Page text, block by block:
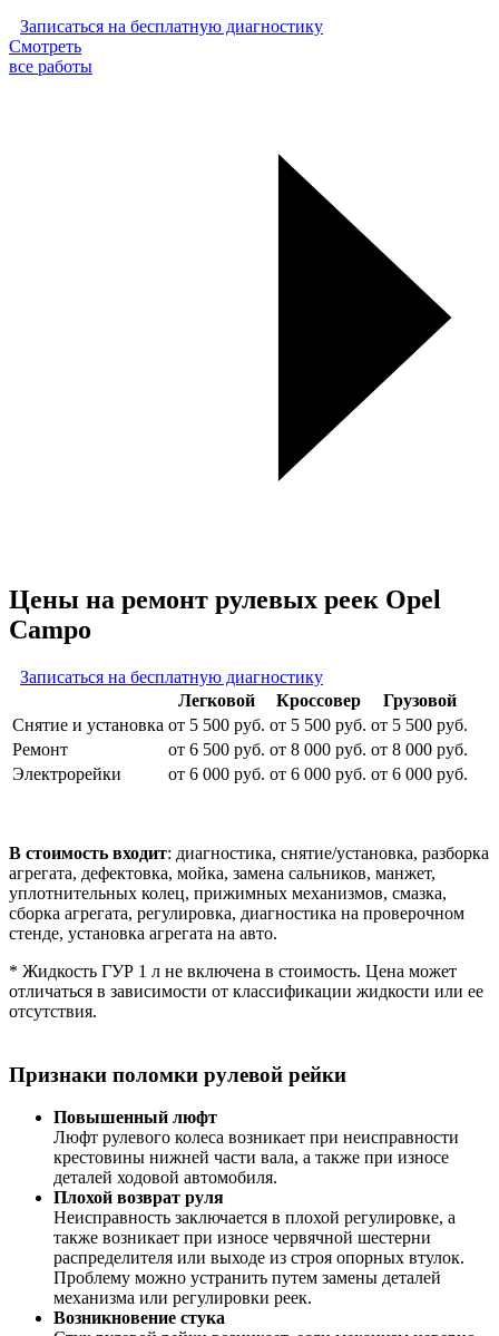
Записаться на бесплатную диагностику
Смотреть
все работы
Цены на ремонт рулевых реек Opel
Campo
Записаться на бесплатную диагностику
Легковой
Кроссовер
Грузовой
Снятие и установка от 5 500 руб. от 5 500 руб. от 5 500 руб.
Ремонт
от 6 500 руб. от 8 000 руб. от 8 000 руб.
Электрорейки
от 6 000 руб. от 6 000 руб. от 6 000 руб.
В стоимость входит: диагностика, снятие/установка, разборка
агрегата, дефектовка, мойка, замена сальников, манжет,
уплотнительных колец, прижимных механизмов, смазка,
сборка агрегата, регулировка, диагностика на проверочном
стенде, установка агрегата на авто.
* Жидкость ГУР 1 л не включена в стоимость. Цена может
отличаться в зависимости от классификации жидкости или ее
отсутствия.
Признаки поломки рулевой рейки
Повышенный люфт
Люфт рулевого колеса возникает при неисправности
крестовины нижней части вала, а также при износе
деталей ходовой автомобиля.
Плохой возврат руля
Неисправность заключается в плохой регулировке, а
также возникает при износе червячной шестерни
распределителя или выходе из строя опорных втулок.
Проблему можно устранить путем замены деталей
механизма или регулировки реек.
Возникновение стука